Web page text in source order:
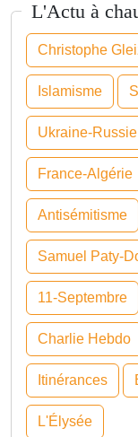
L'Actu à
Christophe
Islamisme
Ukraine-Russie
France-Algérie
Antisémitisme
Samuel Paty-
11-Septembre
Charlie Hebdo
Itinérances
L'Élysée